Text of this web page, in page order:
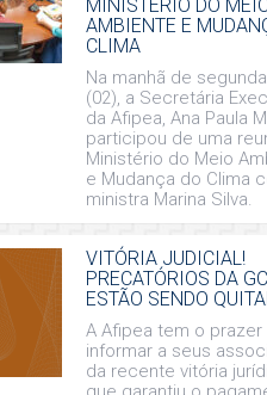
MINISTÉRIO DO
AMBIENTE E
CLIMA
Na manhã de
(02), a Secretária
da Afipea, Ana Paula
participou de uma
Ministério do Meio
e Mudança do Clima
ministra Marina Silva.
VITÓRIA JUDICIAL!
PRECATÓRIOS DA
ESTÃO SENDO
A Afipea tem o prazer
informar a seus
da recente vitória